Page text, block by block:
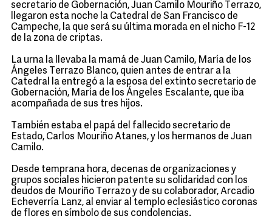
secretario de Gobernación, Juan Camilo Mouriño Terrazo,
llegaron esta noche la Catedral de San Francisco de
Campeche, la que será su última morada en el nicho F-12
de la zona de criptas.
La urna la llevaba la mamá de Juan Camilo, María de los
Ángeles Terrazo Blanco, quien antes de entrar a la
Catedral la entregó a la esposa del extinto secretario de
Gobernación, María de los Ángeles Escalante, que iba
acompañada de sus tres hijos.
También estaba el papá del fallecido secretario de
Estado, Carlos Mouriño Atanes, y los hermanos de Juan
Camilo.
Desde temprana hora, decenas de organizaciones y
grupos sociales hicieron patente su solidaridad con los
deudos de Mouriño Terrazo y de su colaborador, Arcadio
Echeverría Lanz, al enviar al templo eclesiástico coronas
de flores en símbolo de sus condolencias.